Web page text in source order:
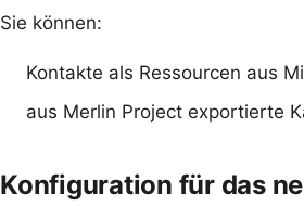
Sie können:
Kontakte als Ressourcen aus
aus Merlin Project exportierte
Konfiguration für das